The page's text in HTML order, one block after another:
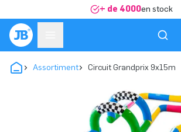
+ de 4000en stock
Assortiment Circuit Grandprix 9x15m